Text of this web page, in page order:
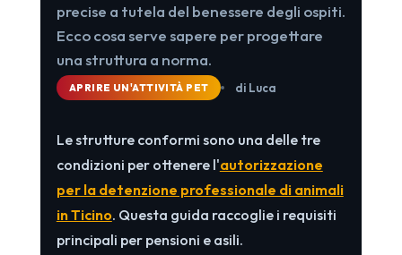
precise a tutela del benessere degli ospiti.
Ecco cosa serve sapere per progettare
una struttura a norma.
APRIRE UN'ATTIVITÀ PET di Luca
Le strutture conformi sono una delle tre
condizioni per ottenere l'autorizzazione
per la detenzione professionale di animali
in Ticino. Questa guida raccoglie i requisiti
principali per pensioni e asili.